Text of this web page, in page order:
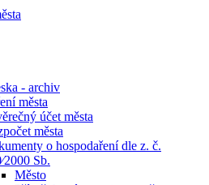
- archiv
města
účet města
města
o hospodaření dle z. č.
Sb.
Město